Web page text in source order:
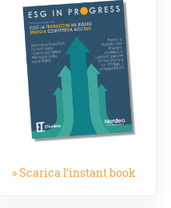
» Scarica l'instant book